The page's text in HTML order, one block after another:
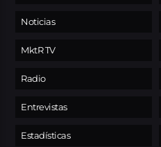
Noticias
MktR TV
Radio
Entrevistas
Estadísticas